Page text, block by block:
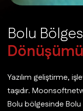
Bolu Bölges
Dönüşümü
Yazılım geliştirme,
taşıdır.
Bolu bölgesinde Bolu